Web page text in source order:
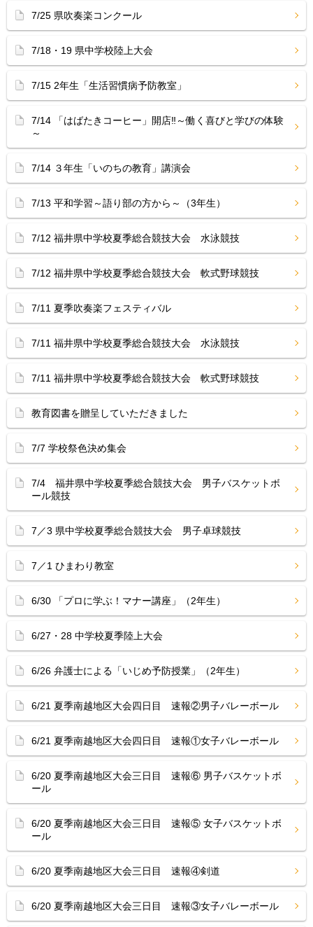
7/25 県吹奏楽コンクール
7/18・19 県中学校陸上大会
7/15 2年生「生活習慣病予防教室」
7/14 「はばたきコーヒー」開店‼︎～働く喜びと学びの体験
～
7/14 ３年生「いのちの教育」講演会
7/13 平和学習～語り部の方から～（3年生）
7/12 福井県中学校夏季総合競技大会 水泳競技
7/12 福井県中学校夏季総合競技大会 軟式野球競技
7/11 夏季吹奏楽フェスティバル
7/11 福井県中学校夏季総合競技大会 水泳競技
7/11 福井県中学校夏季総合競技大会 軟式野球競技
教育図書を贈呈していただきました
7/7 学校祭色決め集会
7/4 福井県中学校夏季総合競技大会 男子バスケットボ
ール競技
7／3 県中学校夏季総合競技大会 男子卓球競技
7／1 ひまわり教室
6/30 「プロに学ぶ！マナー講座」（2年生）
6/27・28 中学校夏季陸上大会
6/26 弁護士による「いじめ予防授業」（2年生）
6/21 夏季南越地区大会四日目 速報②男子バレーボール
6/21 夏季南越地区大会四日目 速報①女子バレーボール
6/20 夏季南越地区大会三日目 速報⑥ 男子バスケットボ
ール
6/20 夏季南越地区大会三日目 速報⑤ 女子バスケットボ
ール
6/20 夏季南越地区大会三日目 速報④剣道
6/20 夏季南越地区大会三日目 速報③女子バレーボール